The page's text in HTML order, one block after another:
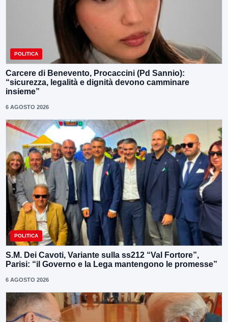
POLITICA
Carcere di Benevento, Procaccini (Pd Sannio):
“sicurezza, legalità e dignità devono camminare
insieme”
6 AGOSTO 2026
POLITICA
S.M. Dei Cavoti, Variante sulla ss212 “Val Fortore”,
Parisi: “il Governo e la Lega mantengono le promesse”
6 AGOSTO 2026